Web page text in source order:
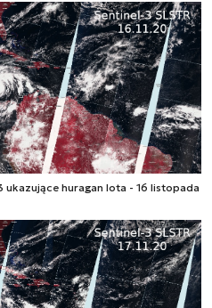
huragan Iota - 16 listopada